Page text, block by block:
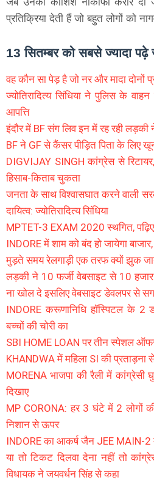
प्रतिक्रिया देती हैं जो बहुत लोगों को
13 सितम्बर को सबसे ज्यादा पढ़े
वह कौन सा पेड़ है जो नर और मादा दोनों
ज्योतिरादित्य सिंधिया ने पुलिस के
आपत्ति
इंदौर में BF संग लिव इन में रह रही लड़की
BF ने GF से कैंसर पीड़ित पिता के लिए
DIGVIJAY SINGH कांग्रेस से
हिसाब-किताब चुकता
जनता के साथ विश्वासघात करने वाली
दायित्व: ज्योतिरादित्य सिंधिया
MPTET-3 EXAM 2020 स्थगित,
INDORE में शाम को बंद हो जायेगा
मुड़ते समय रेलगाड़ी एक तरफ क्यों झुक
लड़की ने 10 फर्जी वेबसाइट से 10
ना खोल दे इसलिए वेबसाइट डेवलपर से
INDORE करूणानिधि हॉस्पिटल के 2
बच्चों की चोरी का
SBI HOME LOAN पर तीन स्पेशल
KHANDWA में महिला SI की
MORENA भाजपा की रैली में कांग्रेसी
दिखाए
MP CORONA: हर 3 घंटे में 2 लोगों
निशान से ऊपर
INDORE का आकर्ष जैन JEE MAIN-2
या तो टिकट दिलवा देना नहीं तो
विधायक ने जयवर्धन सिंह से कहा